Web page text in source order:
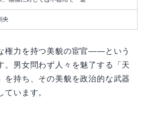
央
権力を持つ美貌の宦官——という
。男女問わず人々を魅了する「天
を持ち、その美貌を政治的な武器
ています。